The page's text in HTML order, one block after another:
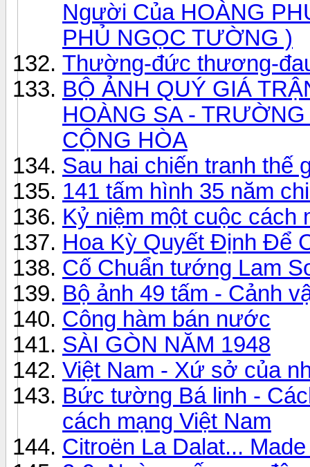
Người Của HOÀNG
PHỦ NGỌC TƯỜNG )
Thường-đức thương-
BỘ ẢNH QUÝ GIÁ
HOÀNG SA -
CỘNG HÒA
Sau hai chiến tranh thế
141 tấm hình 35 năm
Kỷ niệm một cuộc cách
Hoa Kỳ Quyết Định Để
Cố Chuẩn tướng Lam
Bộ ảnh 49 tấm - Cảnh
Công hàm bán nước
SÀI GÒN NĂM 1948
Việt Nam - Xứ sở của
Bức tường Bá linh -
cách mạng Việt Nam
Citroën La Dalat...